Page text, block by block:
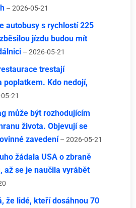
– 2026-05-21
autobusy s rychlostí 225
jízdu budou mít
– 2026-05-21
trestají
poplatkem. Kdo nedojí,
21
může být rozhodujícím
života. Objevují se
zavedení – 2026-05-21
žádala USA o zbraně
až se je naučila vyrábět
že lidé, kteří dosáhnou 70